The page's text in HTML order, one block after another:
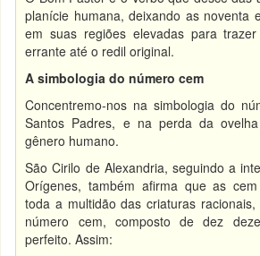
planície humana, deixando as noventa
em suas regiões elevadas para
errante até o redil original.
A simbologia do número cem
Concentremo-nos na simbologia do
Santos Padres, e na perda da
gênero humano.
São Cirilo de Alexandria, seguindo a
Orígenes, também afirma que as
toda a multidão das criaturas
número cem, composto de dez
perfeito. Assim: